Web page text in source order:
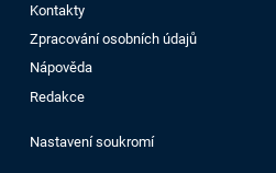
Kontakty
Zpracování osobních údajů
Nápověda
Redakce
Nastavení soukromí